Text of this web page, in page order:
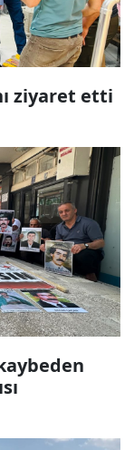
ziyaret etti